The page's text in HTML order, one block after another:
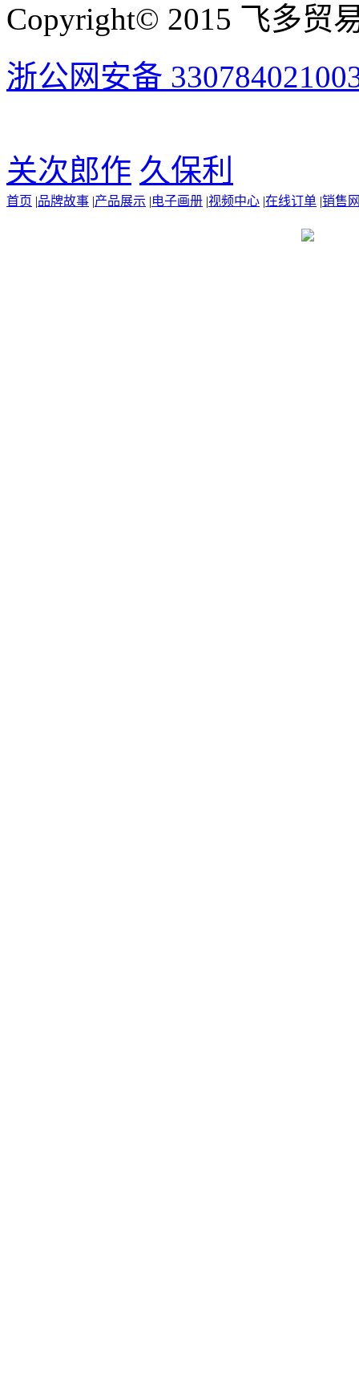
Copyright© 2015 飞多贸
浙公网安备
关次郎作 久保利
首页 |品牌故事 |产品展示 |电子画册 |视频中心 |在线订单 |销售